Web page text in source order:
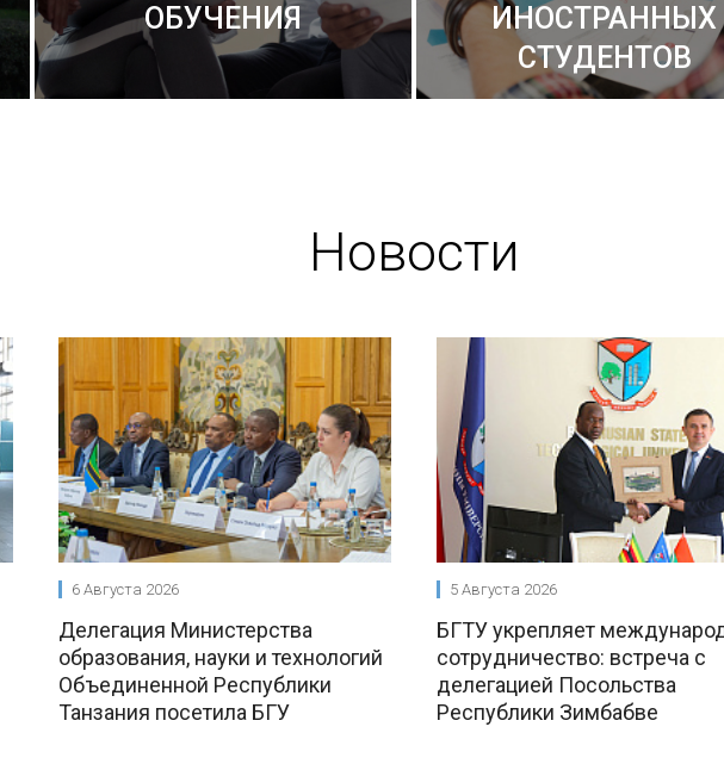
ОБУЧЕНИЯ
ИНОСТРАННЫХ
СТУДЕНТОВ
Новости
6 Августа 2026
Делегация Министерства
образования, науки и технологий
Объединенной Республики
Танзания посетила БГУ
5 Августа 2026
БГТУ укрепляет
сотрудничество: встреча с
делегацией Посольства
Республики Зимбабве